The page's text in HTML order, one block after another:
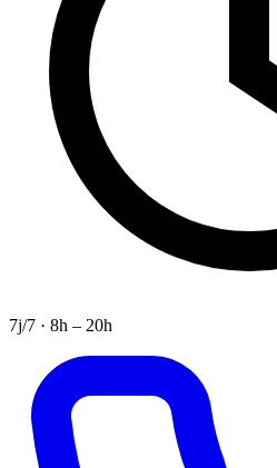
7j/7 · 8h – 20h